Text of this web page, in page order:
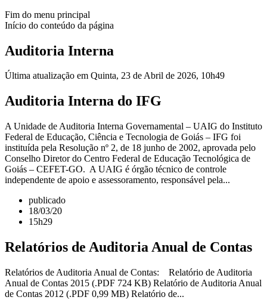
Fim do menu principal
Início do conteúdo da página
Auditoria Interna
Última atualização em Quinta, 23 de Abril de 2026, 10h49
Auditoria Interna do IFG
A Unidade de Auditoria Interna Governamental – UAIG do Instituto
Federal de Educação, Ciência e Tecnologia de Goiás – IFG foi
instituída pela Resolução nº 2, de 18 junho de 2002, aprovada pelo
Conselho Diretor do Centro Federal de Educação Tecnológica de
Goiás – CEFET-GO. A UAIG é órgão técnico de controle
independente de apoio e assessoramento, responsável pela...
publicado
18/03/20
15h29
Relatórios de Auditoria Anual de Contas
Relatórios de Auditoria Anual de Contas: Relatório de Auditoria
Anual de Contas 2015 (.PDF 724 KB) Relatório de Auditoria Anual
de Contas 2012 (.PDF 0,99 MB) Relatório de...